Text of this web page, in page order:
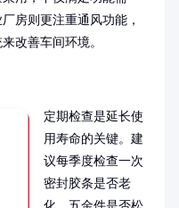
房则更注重通风功能，
改善车间环境。
定期检查是延长使
用寿命的关键。建
议每季度检查一次
密封胶条是否老